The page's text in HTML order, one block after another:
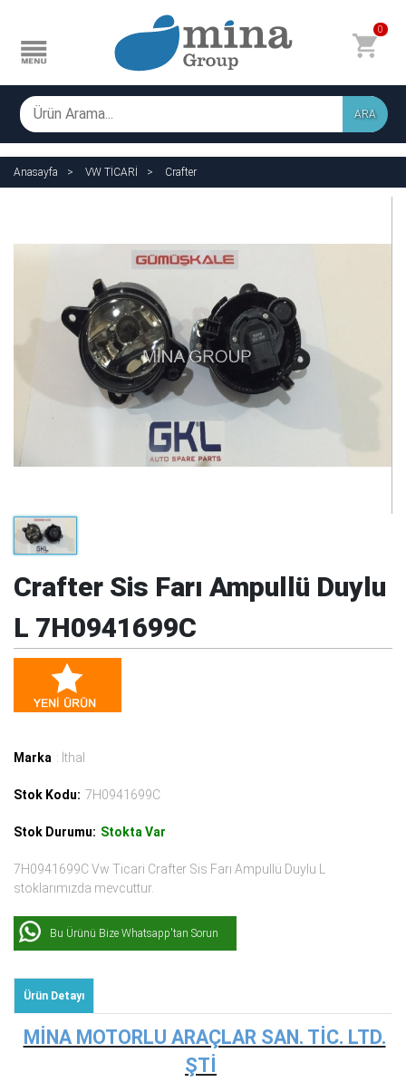
0
ARA
Anasayfa VW TİCARİ Crafter
Crafter Sis Farı Ampullü Duylu
L 7H0941699C
Marka : İthal
Stok Kodu: 7H0941699C
Stok Durumu: Stokta Var
7H0941699C Vw Ticari Crafter Sis Farı Ampullü Duylu L
stoklarımızda mevcuttur.
Bu Ürünü Bize Whatsapp'tan Sorun
Ürün Detayı
MİNA MOTORLU ARAÇLAR SAN. TİC. LTD.
ŞTİ